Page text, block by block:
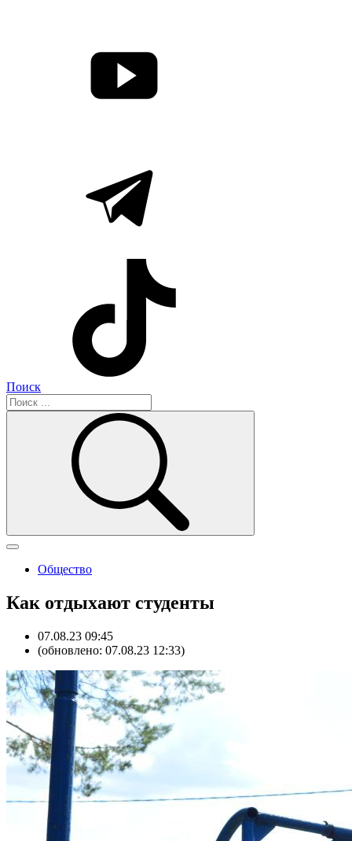
Поиск
Общество
Как отдыхают студенты
07.08.23 09:45
(обновлено: 07.08.23 12:33)